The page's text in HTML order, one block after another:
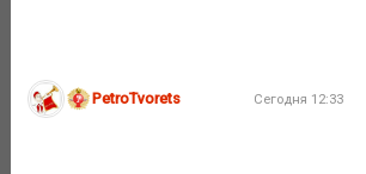
PetroTvorets Сегодня 12:33